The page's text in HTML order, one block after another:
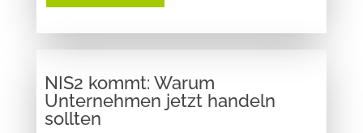
NIS2 kommt: Warum
Unternehmen jetzt handeln
sollten